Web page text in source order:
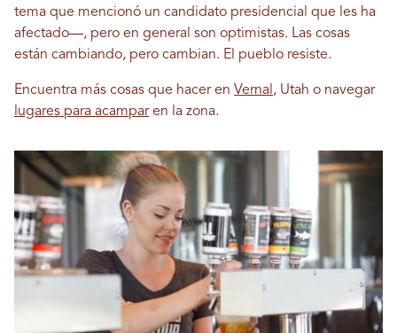
tema que mencionó un candidato presidencial que les ha
afectado—, pero en general son optimistas. Las cosas
están cambiando, pero cambian. El pueblo resiste.
Encuentra más cosas que hacer en Vernal, Utah o navegar
lugares para acamparen la zona.